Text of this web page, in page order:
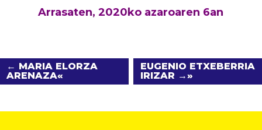
Arrasaten, 2020ko azaroaren 6an
← MARIA ELORZA
ARENAZA
EUGENIO ETXEBERRIA
IRIZAR →